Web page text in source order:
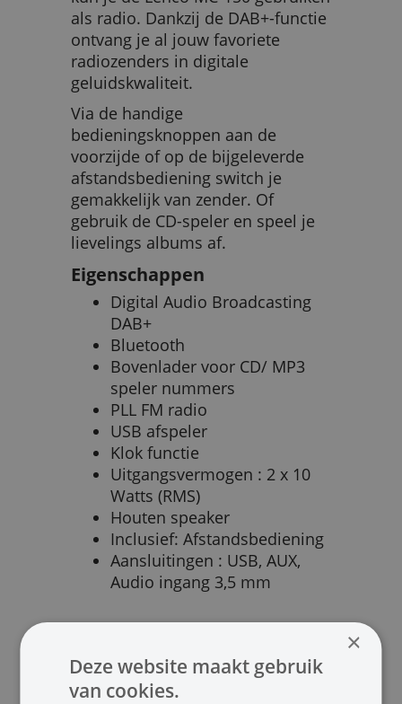
als radio. Dankzij de DAB+-functie
ontvang je al jouw favoriete
radiozenders in digitale
geluidskwaliteit.
Via de handige
bedieningsknoppen aan de
voorzijde of op de bijgeleverde
afstandsbediening switch je
gemakkelijk van zender. Of
gebruik de CD-speler en speel je
lievelings albums af.
Eigenschappen
Digital Audio Broadcasting
DAB+
Bluetooth
Bovenlader voor CD/ MP3
speler nummers
PLL FM radio
USB afspeler
Klok functie
Uitgangsvermogen : 2 x 10
Watts (RMS)
Houten speaker
Inclusief: Afstandsbediening
Aansluitingen : USB, AUX,
Audio ingang 3,5 mm
Bekijk meer Radio's:
×
Deze website maakt gebruik
van cookies.